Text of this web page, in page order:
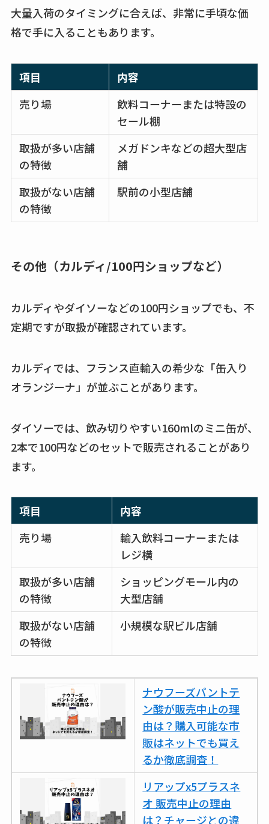
大量入荷のタイミングに合えば、非常に手頃な価
格で手に入ることもあります。
項目
内容
売り場
飲料コーナーまたは特設の
セール棚
取扱が多い店舗
の特徴
メガドンキなどの超大型店
舗
取扱がない店舗
の特徴
駅前の小型店舗
その他（カルディ/100円ショップなど）
カルディやダイソーなどの100円ショップでも、不
定期ですが取扱が確認されています。
カルディでは、フランス直輸入の希少な「缶入り
オランジーナ」が並ぶことがあります。
ダイソーでは、飲み切りやすい160mlのミニ缶が、
2本で100円などのセットで販売されることがあり
ます。
項目
内容
売り場
輸入飲料コーナーまたは
レジ横
取扱が多い店舗
の特徴
ショッピングモール内の
大型店舗
取扱がない店舗
の特徴
小規模な駅ビル店舗
ナウフーズパントテ
ン酸が販売中止の理
由は？購入可能な市
販はネットでも買え
るか徹底調査！
リアップx5プラスネ
オ 販売中止の理由
は？チャージとの違